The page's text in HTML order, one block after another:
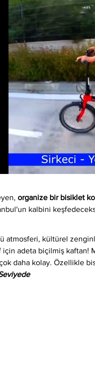
organize bir bisiklet
kalbini
atmosferi, kültürel
için adeta biçilmiş
daha kolay. Özellikle